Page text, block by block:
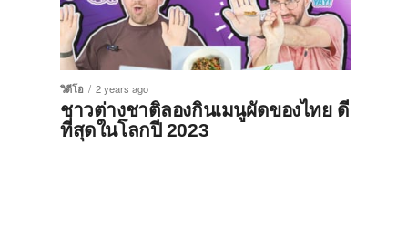
วิดีโอ 2 years ago
ชาวต่างชาติลองกินเมนูผัดของไทย ดี
ที่สุดในโลกปี 2023